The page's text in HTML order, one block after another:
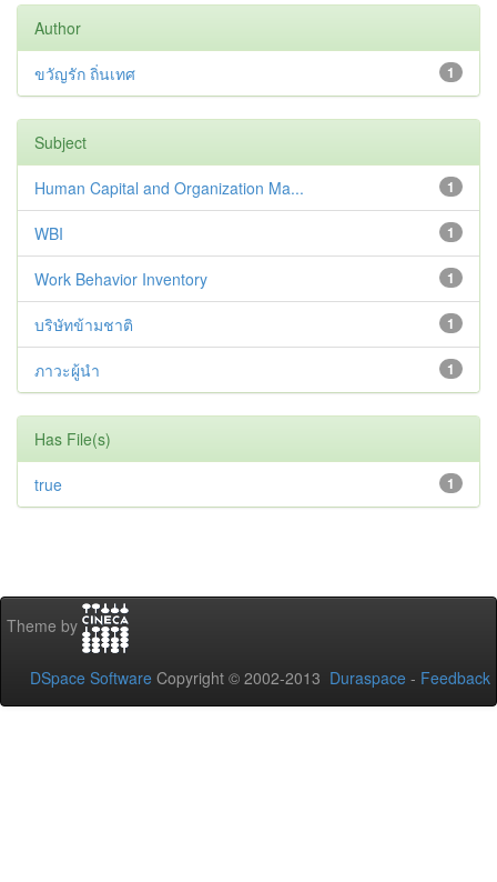
Author
1
ขวัญรัก ถิ่นเทศ
Subject
1
Human Capital and Organization Ma...
1
WBI
1
Work Behavior Inventory
1
บริษัทข้ามชาติ
1
ภาวะผู้นำ
Has File(s)
1
true
Theme by
DSpace Software Copyright © 2002-2013 Duraspace - Feedback